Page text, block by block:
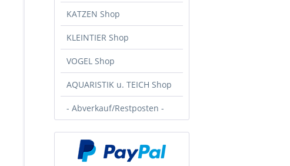
KATZEN Shop
KLEINTIER Shop
VOGEL Shop
AQUARISTIK u. TEICH Shop
- Abverkauf/Restposten -